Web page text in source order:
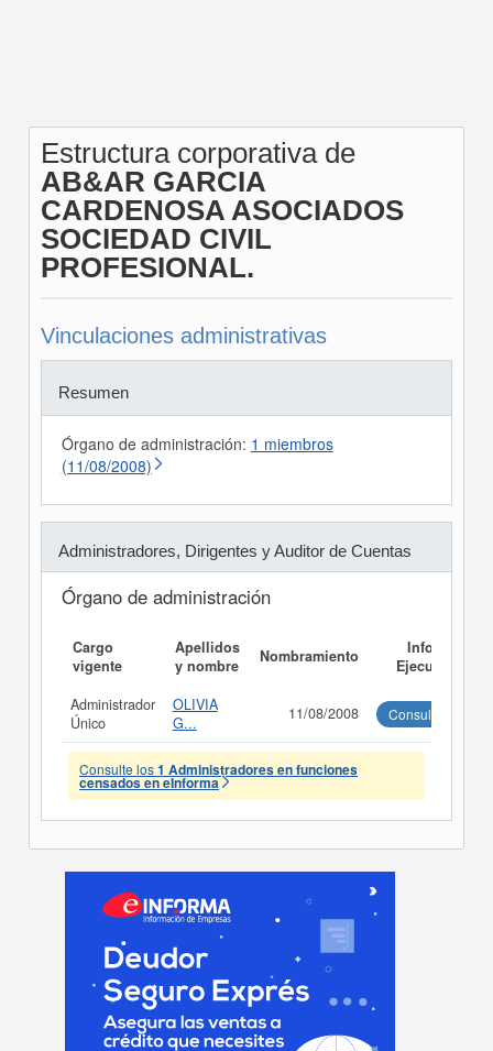
Estructura corporativa de
AB&AR GARCIA
CARDENOSA ASOCIADOS
SOCIEDAD CIVIL
PROFESIONAL.
Vinculaciones administrativas
Resumen
Órgano de administración: 1 miembros
(11/08/2008)
Administradores, Dirigentes y Auditor de Cuentas
Órgano de administración
Cargo
vigente
Apellidos
y nombre
Nombramiento
Informe
Ejecutivo
Administrador
Único
OLIVIA
G...
11/08/2008 Consultar
Consulte los1 Administradores en funciones
censados en eInforma